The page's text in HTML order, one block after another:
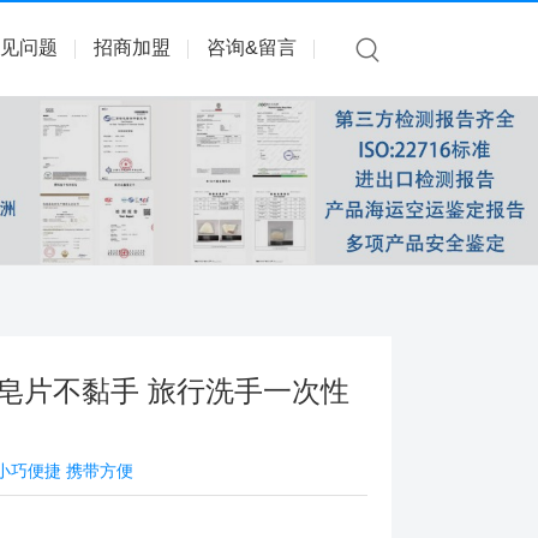
问题 招商加盟 咨询&留言
片不黏手 旅行洗手一次性
巧便捷 携带方便